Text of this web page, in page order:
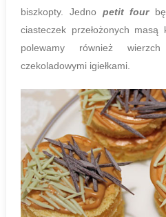
biszkopty. Jedno petit four
ciasteczek przełożonych masą
polewamy również
czekoladowymi igiełkami.